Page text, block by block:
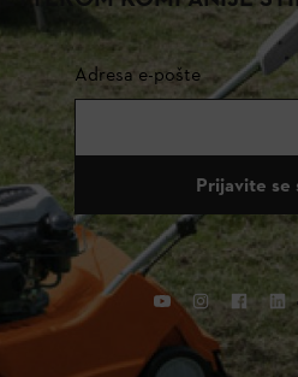
Adresa e-pošte
Prijavite se